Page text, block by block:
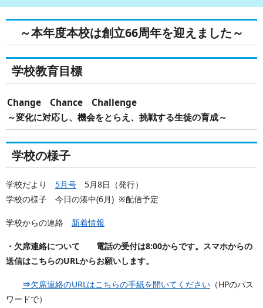
～本年度本校は創立66周年を迎えました～
学校教育目標
Change Chance Challenge
～変化に対応し、機会をとらえ、挑戦する生徒の育成～
学校の様子
学校だより 5月号 5月8日（発行）
学校の様子 今日の湊中(6月) ※配信予定
学校からの連絡 新着情報
・欠席連絡について 電話の受付は8:00からです。スマホからの
送信はこちらのURLからお願いします。
⇒欠席連絡のURLはこちらの手紙を開いてください （HPのパス
ワードで）